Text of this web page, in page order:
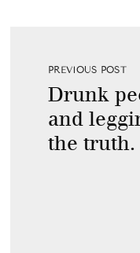
PREVIOUS POST
Drunk
and
the truth.